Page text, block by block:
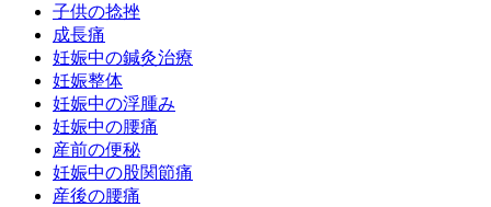
子供の捻挫
成長痛
妊娠中の鍼灸治療
妊娠整体
妊娠中の浮腫み
妊娠中の腰痛
産前の便秘
妊娠中の股関節痛
産後の腰痛